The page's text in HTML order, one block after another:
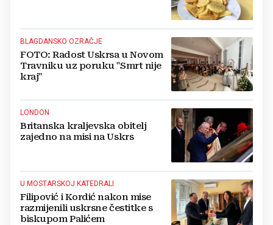
BLAGDANSKO OZRAČJE
FOTO: Radost Uskrsa u Novom
Travniku uz poruku "Smrt nije
kraj"
LONDON
Britanska kraljevska obitelj
zajedno na misi na Uskrs
U MOSTARSKOJ KATEDRALI
Filipović i Kordić nakon mise
razmijenili uskrsne čestitke s
biskupom Palićem